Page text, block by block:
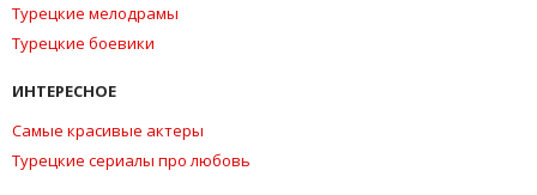
Турецкие мелодрамы
Турецкие боевики
ИНТЕРЕСНОЕ
Самые красивые актеры
Турецкие сериалы про любовь